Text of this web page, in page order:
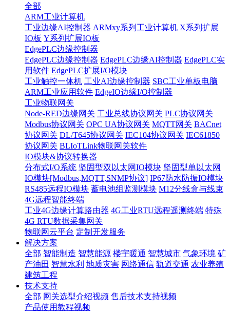
全部
ARM工业计算机
工业边缘AI控制器 ARMxy系列工业计算机 X系列扩展
IO板 Y系列扩展IO板
EdgePLC边缘控制器
EdgePLC边缘控制器 EdgePLC边缘AI控制器 EdgePLC实
用软件 EdgePLC扩展I/O模块
工业触控一体机 工业AI边缘控制器 SBC工业单板电脑
ARM工业应用软件 EdgeIO边缘I/O控制器
工业物联网关
Node-RED边缘网关 工业总线协议网关 PLC协议网关
Modbus协议网关 OPC UA协议网关 MQTT网关 BACnet
协议网关 DL/T645协议网关 IEC104协议网关 IEC61850
协议网关 BLIoTLink物联网关软件
IO模块&协议转换器
分布式I/O系统 坚固型双以太网IO模块 坚固型单以太网
IO模块[Modbus,MQTT,SNMP协议] IP67防水防振IO模块
RS485远程IO模块 蓄电池组监测模块 M12分线盒与线束
4G远程智能终端
工业4G边缘计算路由器 4G工业RTU远程遥测终端 特殊
4G RTU数据采集网关
物联网云平台 定制开发服务
解决方案
全部 智能制造 智慧能源 楼宇暖通 智慧城市 气象环境 矿
产油田 智慧水利 地质灾害 网络通信 轨道交通 农业养殖
建筑工程
技术支持
全部 网关选型介绍视频 售后技术支持视频
产品使用教程视频